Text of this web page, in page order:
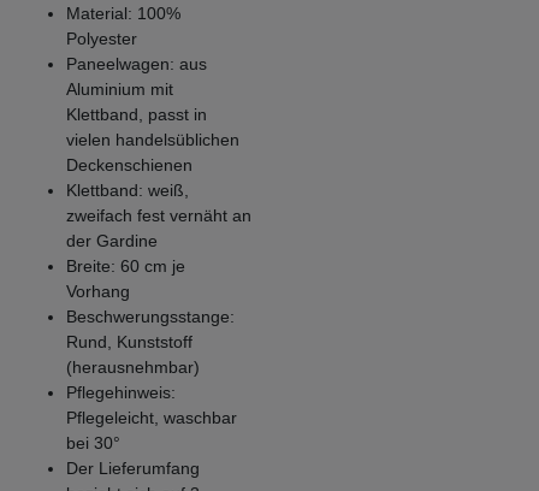
Material: 100%
Polyester
Paneelwagen: aus
Aluminium mit
Klettband, passt in
vielen handelsüblichen
Deckenschienen
Klettband: weiß,
zweifach fest vernäht an
der Gardine
Breite: 60 cm je
Vorhang
Beschwerungsstange:
Rund, Kunststoff
(herausnehmbar)
Pflegehinweis:
Pflegeleicht, waschbar
bei 30°
Der Lieferumfang